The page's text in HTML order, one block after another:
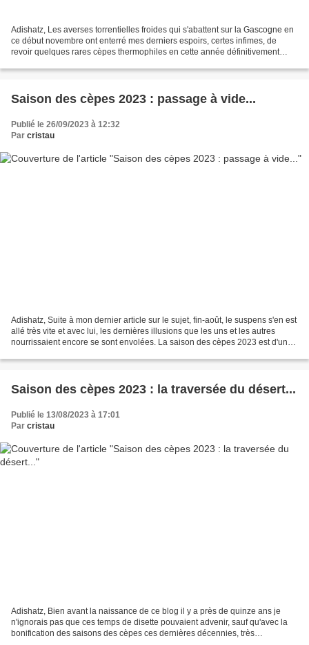
Adishatz, Les averses torrentielles froides qui s'abattent sur la Gascogne en
ce début novembre ont enterré mes derniers espoirs, certes infimes, de
revoir quelques rares cèpes thermophiles en cette année définitivement
Saison des cèpes 2023 : passage à vide...
Publié le 26/09/2023 à 12:32
Par cristau
Adishatz, Suite à mon dernier article sur le sujet, fin-août, le suspens s'en est
allé très vite et avec lui, les dernières illusions que les uns et les autres
nourrissaient encore se sont envolées. La saison des cèpes 2023 est d'une
Saison des cèpes 2023 : la traversée du désert...
Publié le 13/08/2023 à 17:01
Par cristau
Adishatz, Bien avant la naissance de ce blog il y a près de quinze ans je
n'ignorais pas que ces temps de disette pouvaient advenir, sauf qu'avec la
bonification des saisons des cèpes ces dernières décennies, très